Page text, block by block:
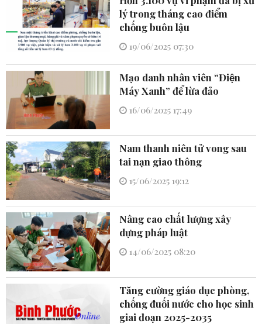
lý trong tháng cao điểm
chống buôn lậu
19/06/2025 07:30
Mạo danh nhân viên “Điện
Máy Xanh” để lừa đảo
16/06/2025 17:49
Nam thanh niên tử vong sau
tai nạn giao thông
15/06/2025 19:12
Nâng cao chất lượng xây
dựng pháp luật
14/06/2025 08:20
Tăng cường giáo dục phòng,
chống đuối nước cho học sinh
giai đoạn 2025-2035